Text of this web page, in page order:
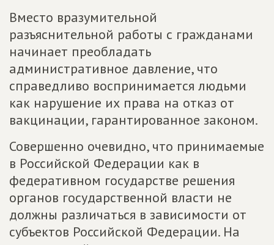
Вместо вразумительной
разъяснительной работы с гражданами
начинает преобладать
административное давление, что
справедливо воспринимается людьми
как нарушение их права на отказ от
вакцинации, гарантированное законом.
Совершенно очевидно, что принимаемые
в Российской Федерации как в
федеративном государстве решения
органов государственной власти не
должны различаться в зависимости от
субъектов Российской Федерации. На